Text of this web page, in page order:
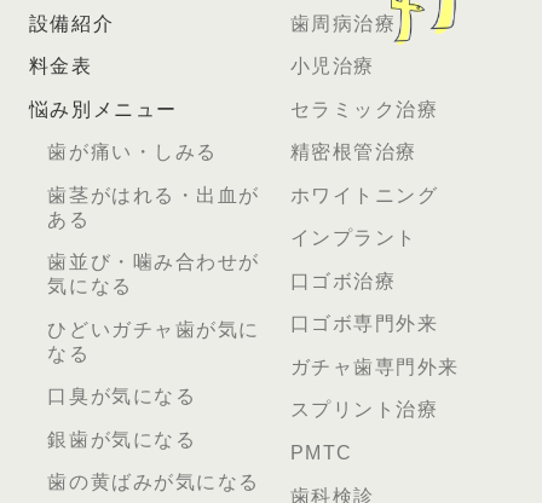
設備紹介
料金表
悩み別メニュー
歯が痛い・しみる
歯茎がはれる・出血が
ある
歯並び・噛み合わせが
気になる
ひどいガチャ歯が気に
なる
口臭が気になる
銀歯が気になる
歯の黄ばみが気になる
歯周病治療
小児治療
セラミック治療
精密根管治療
ホワイトニング
インプラント
口ゴボ治療
口ゴボ専門外来
ガチャ歯専門外来
スプリント治療
PMTC
歯科検診